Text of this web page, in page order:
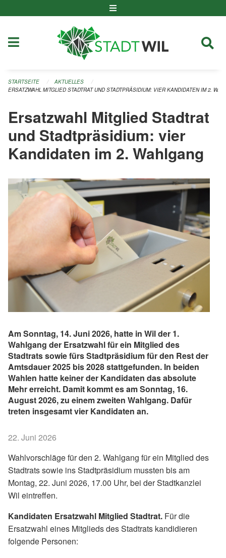
STARTSEITE
AKTUELLES
ERSATZWAHL MITGLIED STADTRAT UND STADTPRÄSIDIUM: VIER KANDIDATEN IM 2.
Ersatzwahl Mitglied Stadtrat
und Stadtpräsidium: vier
Kandidaten im 2. Wahlgang
Am Sonntag, 14. Juni 2026, hatte in Wil der 1.
Wahlgang der Ersatzwahl für ein Mitglied des
Stadtrats sowie fürs Stadtpräsidium für den Rest der
Amtsdauer 2025 bis 2028 stattgefunden. In beiden
Wahlen hatte keiner der Kandidaten das absolute
Mehr erreicht. Damit kommt es am Sonntag, 16.
August 2026, zu einem zweiten Wahlgang. Dafür
treten insgesamt vier Kandidaten an.
22. Juni 2026
Wahlvorschläge für den 2. Wahlgang für ein Mitglied des
Stadtrats sowie ins Stadtpräsidium mussten bis am
Montag, 22. Juni 2026, 17.00 Uhr, bei der Stadtkanzlei
Wil eintreffen.
Kandidaten Ersatzwahl Mitglied Stadtrat. Für die
Ersatzwahl eines Mitglieds des Stadtrats kandidieren
folgende Personen: